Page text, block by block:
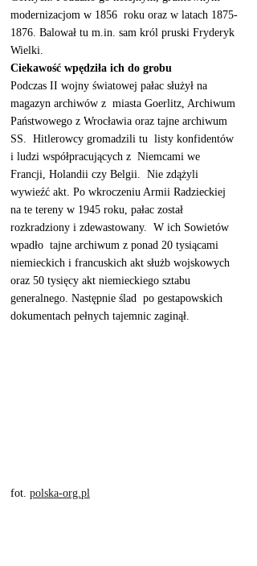
modernizacjom w 1856  roku oraz w latach 1875-
1876. Balował tu m.in. sam król pruski Fryderyk
Wielki.
Ciekawość wpędziła ich do grobu
Podczas II wojny światowej pałac służył na
magazyn archiwów z  miasta Goerlitz, Archiwum
Państwowego z Wrocławia oraz tajne archiwum
SS.  Hitlerowcy gromadzili tu  listy konfidentów
i ludzi współpracujących z  Niemcami we
Francji, Holandii czy Belgii.  Nie zdążyli
wywieźć akt. Po wkroczeniu Armii Radzieckiej
na te tereny w 1945 roku, pałac został
rozkradziony i zdewastowany.  W ich Sowietów
wpadło  tajne archiwum z ponad 20 tysiącami
niemieckich i francuskich akt służb wojskowych
oraz 50 tysięcy akt niemieckiego sztabu
generalnego. Następnie ślad  po gestapowskich
dokumentach pełnych tajemnic zaginął.
fot. polska-org.pl